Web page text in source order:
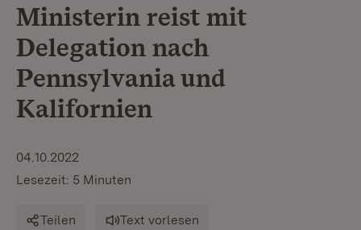
Ministerin reist mit
Delegation nach
Pennsylvania und
Kalifornien
04.10.2022
Lesezeit: 5 Minuten
Teilen Text vorlesen